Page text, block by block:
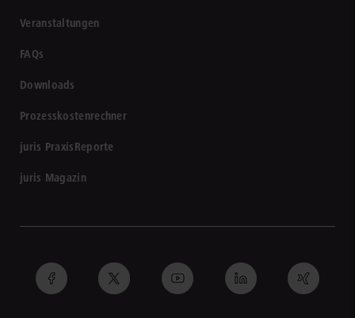
Veranstaltungen
FAQs
Downloads
Prozesskostenrechner
juris PraxisReporte
juris Magazin